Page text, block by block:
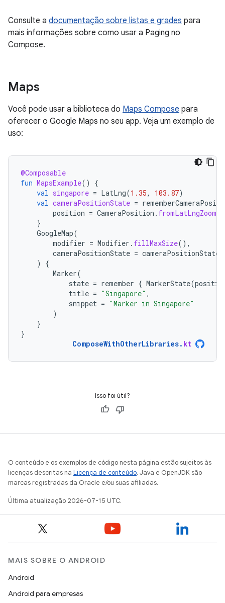
Consulte a documentação sobre listas e grades para
mais informações sobre como usar a Paging no
Compose.
Maps
Você pode usar a biblioteca do Maps Compose para
oferecer o Google Maps no seu app. Veja um exemplo de
uso:
@Composable
fun MapsExample()
{
val singapore = LatLng(1.35, 103.87)
val cameraPositionState =
position = CameraPosition . fromLatLngZoom
}
GoogleMap(
modifier = Modifier . fillMaxSize(),
cameraPositionState = cameraPositionState
)
{
Marker(
state = remember { MarkerState(
title = "Singapore" ,
snippet = "Marker in Singapore"
)
}
}
ComposeWithOtherLibraries. kt
Isso foi útil?
O conteúdo e os exemplos de código nesta página estão sujeitos às
licenças descritas na Licença de conteúdo. Java e OpenJDK são
marcas registradas da Oracle e/ou suas afiliadas.
Última atualização 2026-07-15 UTC.
MAIS SOBRE O ANDROID
Android
Android para empresas